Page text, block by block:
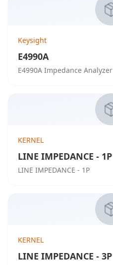
Keysight
E4990A
E4990A Impedance Analyzer
KERNEL
LINE IMPEDANCE - 1P
LINE IMPEDANCE - 1P
KERNEL
LINE IMPEDANCE - 3P